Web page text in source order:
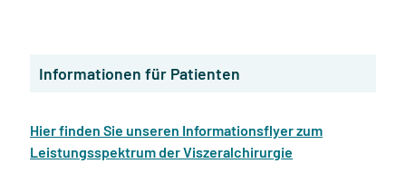
Informationen für Patienten
Hier finden Sie unseren Informationsflyer zum
Leistungsspektrum der Viszeralchirurgie